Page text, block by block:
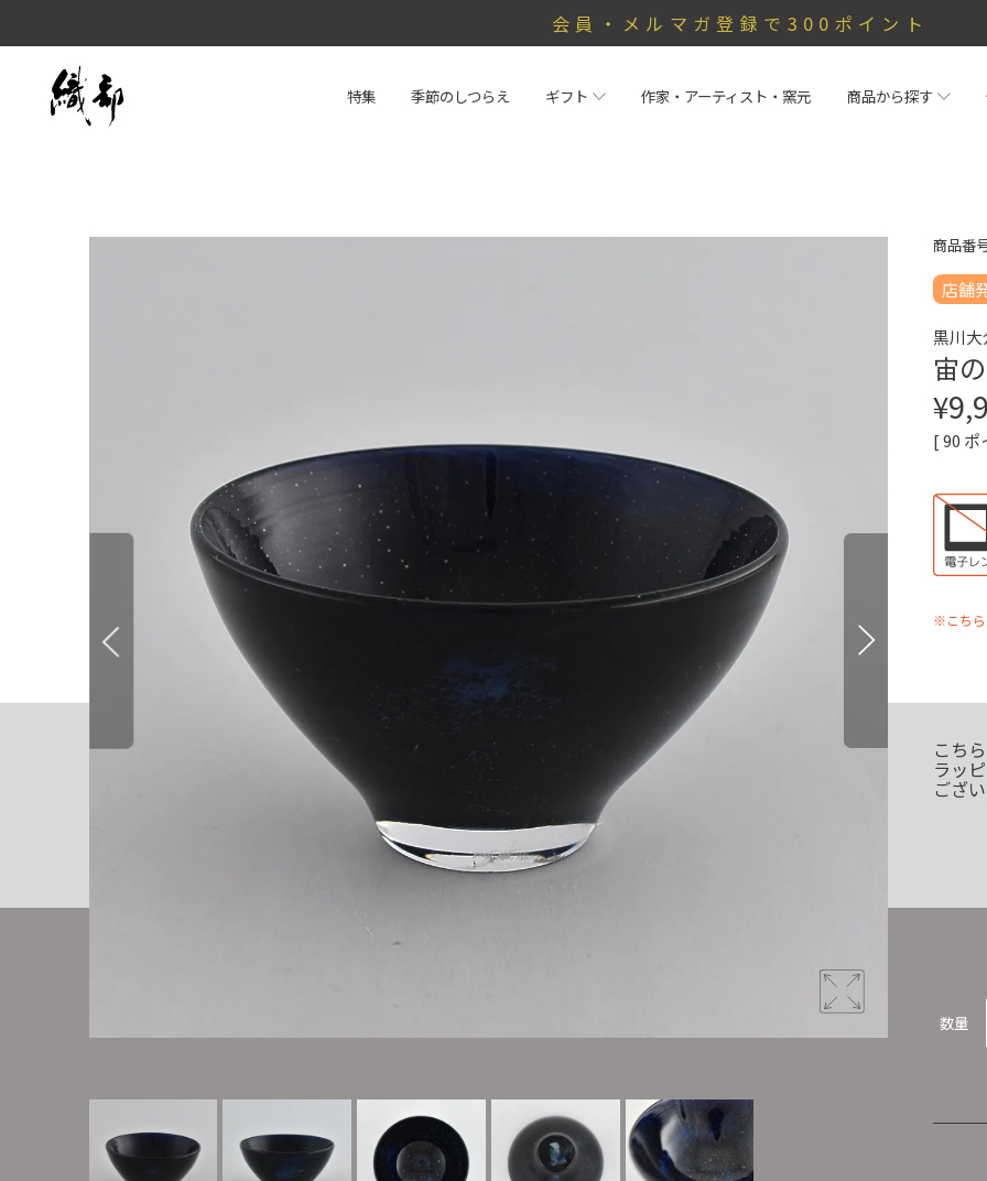
会員・メルマガ登録で300ポイント
特集 季節のしつらえ ギフト 作家・アーティスト・窯元 商品から探す
商品番
店舗
黒川大
宙
¥
[90 ポ
※こちら
こち
ラッ
ござ
数量